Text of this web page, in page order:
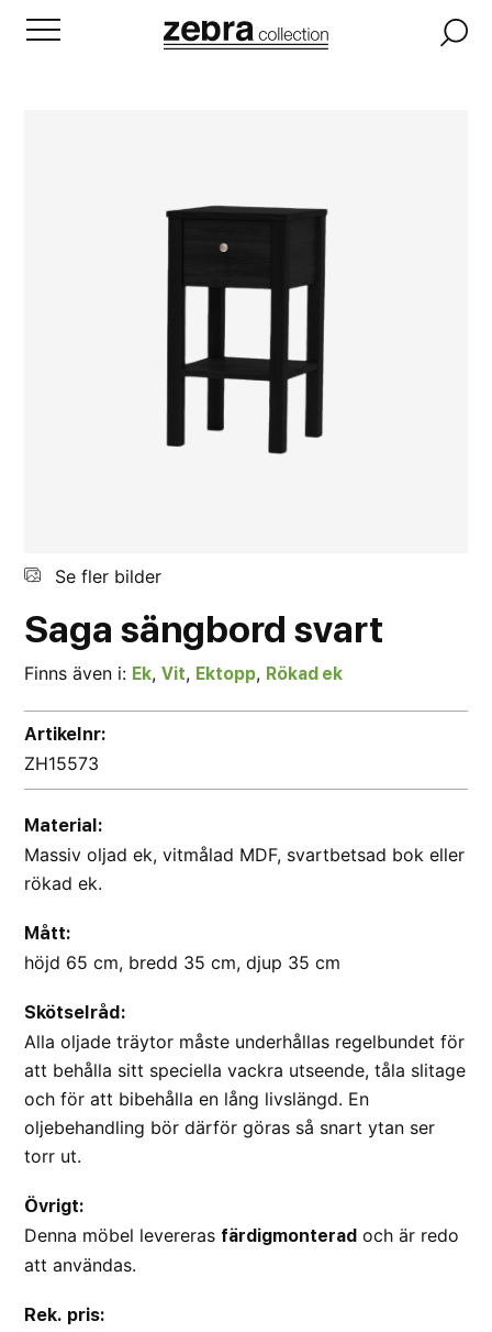
Saga sängbord svart
Finns även i: Ek,Vit, Ektopp, Rökad ek
Artikelnr:
ZH15573
Material:
Massiv oljad ek, vitmålad MDF, svartbetsad bok eller
rökad ek.
Mått:
höjd 65 cm, bredd 35 cm, djup 35 cm
Skötselråd:
Alla oljade träytor måste underhållas regelbundet för
att behålla sitt speciella vackra utseende, tåla slitage
och för att bibehålla en lång livslängd. En
oljebehandling bör därför göras så snart ytan ser
torr ut.
Övrigt:
Denna möbel levereras färdigmonterad och är redo
att användas.
Rek. pris:
Se fler bilder